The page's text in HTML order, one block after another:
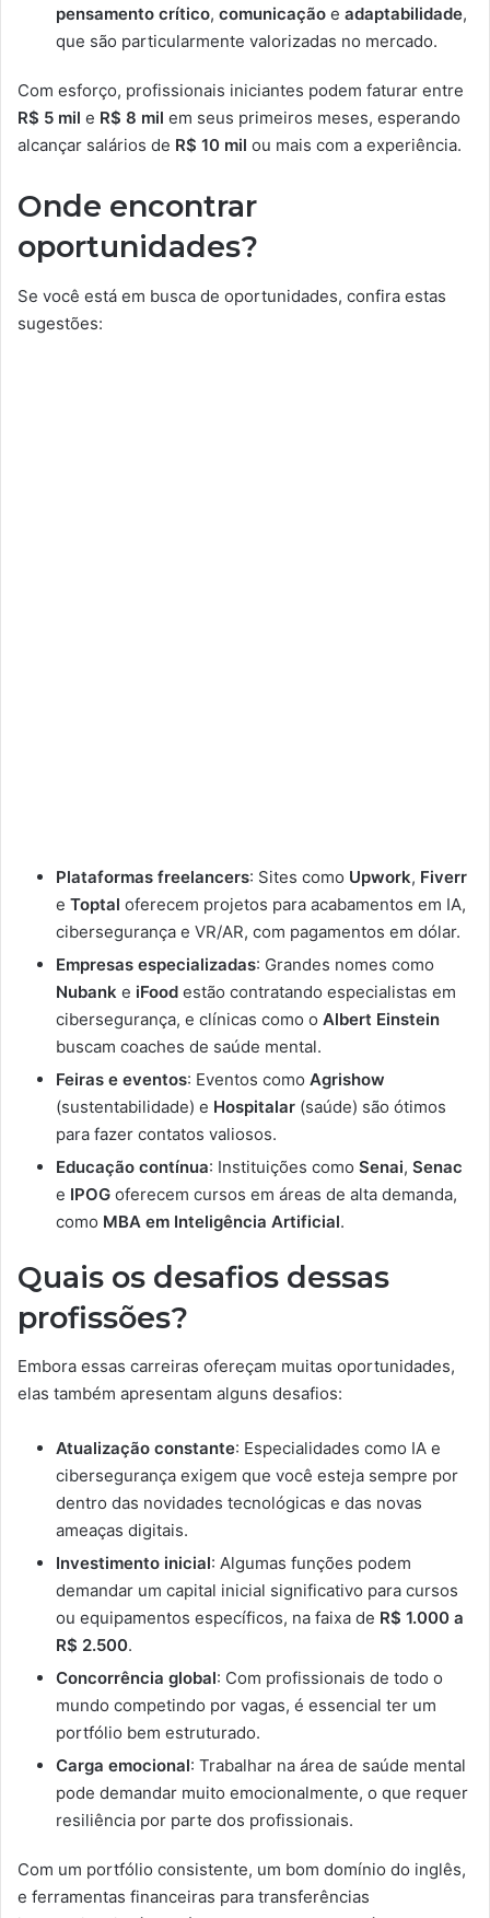
pensamento crítico, comunicação e adaptabilidade,
que são particularmente valorizadas no mercado.
Com esforço, profissionais iniciantes podem faturar entre
R$ 5 mil e R$ 8 mil em seus primeiros meses, esperando
alcançar salários de R$ 10 mil ou mais com a experiência.
Onde encontrar
oportunidades?
Se você está em busca de oportunidades, confira estas
sugestões:
Plataformas freelancers: Sites como Upwork, Fiverr
e Toptal oferecem projetos para acabamentos em IA,
cibersegurança e VR/AR, com pagamentos em dólar.
Empresas especializadas: Grandes nomes como
Nubank e iFood estão contratando especialistas em
cibersegurança, e clínicas como o Albert Einstein
buscam coaches de saúde mental.
Feiras e eventos: Eventos como Agrishow
(sustentabilidade) e Hospitalar (saúde) são ótimos
para fazer contatos valiosos.
Educação contínua: Instituições como Senai, Senac
e IPOG oferecem cursos em áreas de alta demanda,
como MBA em Inteligência Artificial.
Quais os desafios dessas
profissões?
Embora essas carreiras ofereçam muitas oportunidades,
elas também apresentam alguns desafios:
Atualização constante: Especialidades como IA e
cibersegurança exigem que você esteja sempre por
dentro das novidades tecnológicas e das novas
ameaças digitais.
Investimento inicial: Algumas funções podem
demandar um capital inicial significativo para cursos
ou equipamentos específicos, na faixa de R$ 1.000 a
R$ 2.500.
Concorrência global: Com profissionais de todo o
mundo competindo por vagas, é essencial ter um
portfólio bem estruturado.
Carga emocional: Trabalhar na área de saúde mental
pode demandar muito emocionalmente, o que requer
resiliência por parte dos profissionais.
Com um portfólio consistente, um bom domínio do inglês,
e ferramentas financeiras para transferências